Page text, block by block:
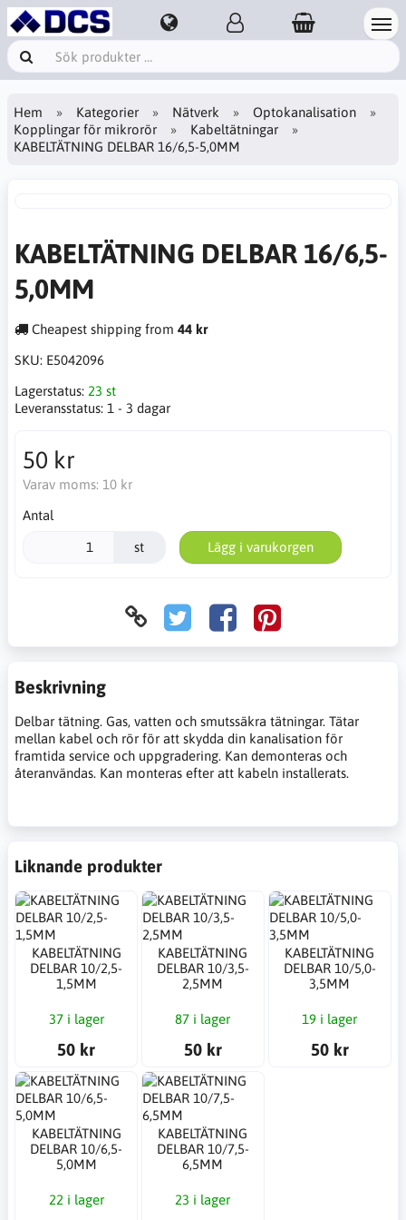
Hem Kategorier Nätverk
Optokanalisation
Kopplingar för mikrorör
Kabeltätningar
KABELTÄTNING DELBAR 16/6,5-5,0MM
KABELTÄTNING DELBAR 16/6,5-
5,0MM
Cheapest shipping from 44 kr
SKU: E5042096
Lagerstatus: 23 st
Leveransstatus: 1 - 3 dagar
50 kr
Varav moms: 10 kr
Antal
st Lägg i varukorgen
Beskrivning
Delbar tätning. Gas, vatten och smutssäkra tätningar. Tätar
mellan kabel och rör för att skydda din kanalisation för
framtida service och uppgradering. Kan demonteras och
återanvändas. Kan monteras efter att kabeln installerats.
Liknande produkter
KABELTÄTNING
DELBAR 10/2,5-
1,5MM
37 i lager
50 kr
KABELTÄTNING
DELBAR 10/3,5-
2,5MM
87 i lager
50 kr
KABELTÄTNING
DELBAR 10/5,0-
3,5MM
19 i lager
50 kr
KABELTÄTNING
DELBAR 10/6,5-
5,0MM
22 i lager
KABELTÄTNING
DELBAR 10/7,5-
6,5MM
23 i lager